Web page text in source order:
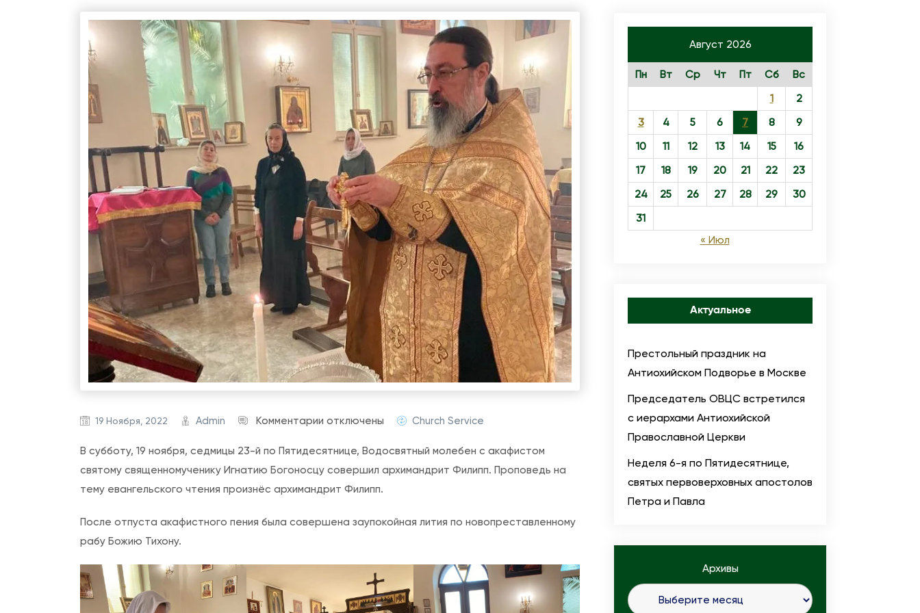
19 Ноября, 2022 Admin Комментарии к
а
и
отключены Church Service
В субботу, 19 ноября, седмицы 23-й по Пятидесятнице, Водосвятный молебен с акафистом
святому священномученику Игнатию Богоносцу совершил архимандрит Филипп. Проповедь на
тему евангельского чтения произнёс архимандрит Филипп.
После отпуста акафистного пения была совершена заупокойная лития по новопреставленному
рабу Божию Тихону.
Август 2026
Пн Вт Ср Чт Пт Сб
Вс
1
2
3
4 5 6 7 8
9
10
11 12 13 14 15
16
17
18 19 20 21 22
23
24
25 26 27 28 29
30
31
« Июл
Актуальное
Престольный праздник на
Антиохийском Подворье в Москве
Председатель ОВЦС встретился
с иерархами Антиохийской
Православной Церкви
Неделя 6-я по Пятидесятнице,
святых первоверховных апостолов
Петра и Павла
Архивы